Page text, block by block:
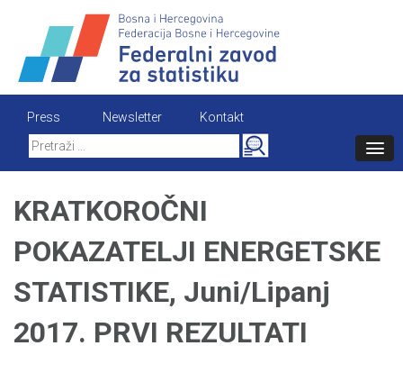
content
Press Newsletter
Kontakt
Search
for:
KRATKOROČNI
POKAZATELJI ENERGETSKE
STATISTIKE, Juni/Lipanj
2017. PRVI REZULTATI